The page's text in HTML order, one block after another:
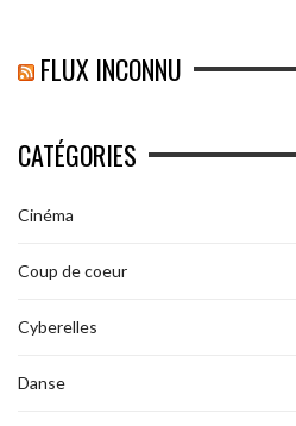
FLUX INCONNU
CATÉGORIES
Cinéma
Coup de coeur
Cyberelles
Danse